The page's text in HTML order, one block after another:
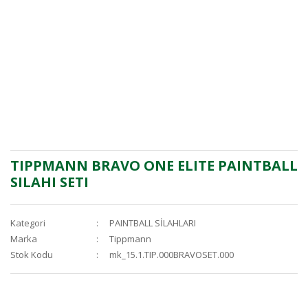
TIPPMANN BRAVO ONE ELITE PAINTBALL
SILAHI SETI
Kategori
PAINTBALL SİLAHLARI
Marka
Tippmann
Stok Kodu
mk_15.1.TIP.000BRAVOSET.000